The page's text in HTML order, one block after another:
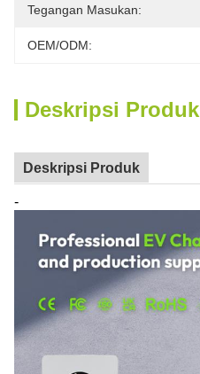
Tegangan Masukan:
OEM/ODM:
Deskripsi Produk
Deskripsi Produk
-